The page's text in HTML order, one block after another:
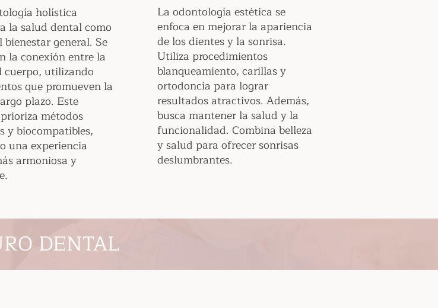
holística
la salud dental como
bienestar general. Se
la conexión entre la
cuerpo, utilizando
que promueven la
plazo. Este
métodos
y biocompatibles,
una experiencia
armoniosa y
La odontología estética se
enfoca en mejorar la apariencia
de los dientes y la sonrisa.
Utiliza procedimientos
blanqueamiento, carillas y
ortodoncia para lograr
resultados atractivos. Además,
busca mantener la salud y la
funcionalidad. Combina belleza
y salud para ofrecer sonrisas
deslumbrantes.
DENTAL